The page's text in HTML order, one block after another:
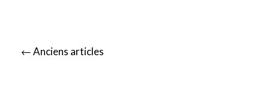
Posts
←Anciens articles